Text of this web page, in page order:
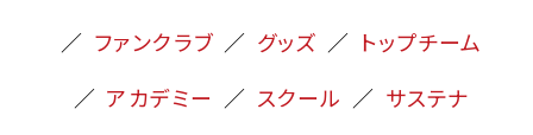
ファンクラブ
グッズ
トップチーム
アカデミー
スクール
サステナ